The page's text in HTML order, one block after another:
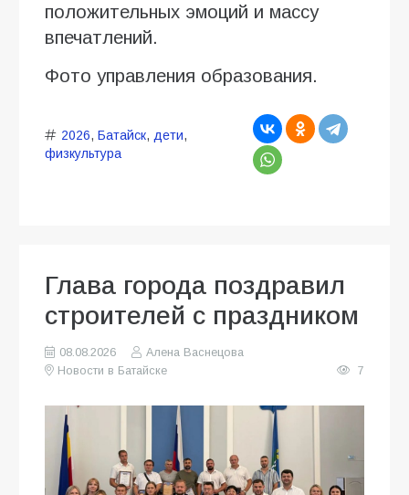
положительных эмоций и массу
впечатлений.
Фото управления образования.
2026, Батайск, дети,
физкультура
Глава города поздравил
строителей с праздником
08.08.2026
Алена Васнецова
Новости в Батайске
7